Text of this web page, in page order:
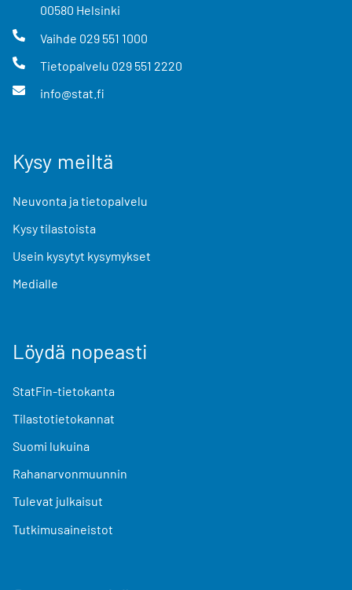
00580 Helsinki
Vaihde 029 551 1000
Tietopalvelu 029 551 2220
info@stat.fi
Kysy meiltä
Neuvonta ja tietopalvelu
Kysy tilastoista
Usein kysytyt kysymykset
Medialle
Löydä nopeasti
StatFin-tietokanta
Tilastotietokannat
Suomi lukuina
Rahanarvonmuunnin
Tulevat julkaisut
Tutkimusaineistot